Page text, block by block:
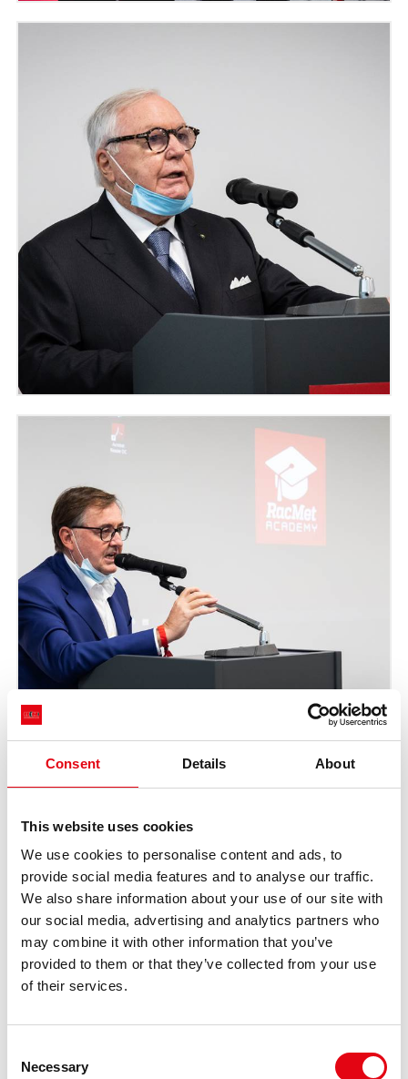
Consent Details About
This website uses cookies
We use cookies to personalise content and ads, to
provide social media features and to analyse our traffic.
We also share information about your use of our site with
our social media, advertising and analytics partners who
may combine it with other information that you’ve
provided to them or that they’ve collected from your use
of their services.
Selection
Necessary